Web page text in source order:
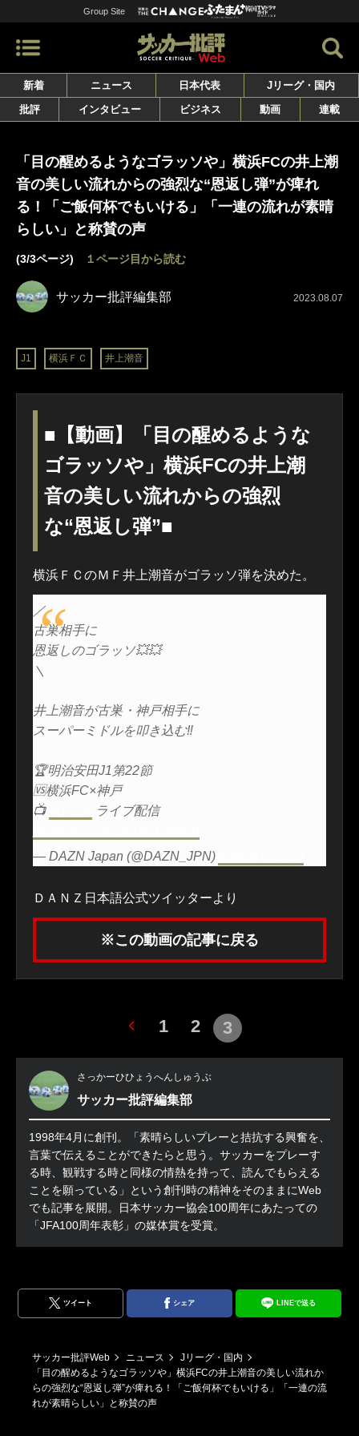
Group Site
新着 ニュース 日本代表
Jリーグ・国内
批評
インタビュー ビジネス 動画 連載
「目の醒めるようなゴラッソや」横浜FCの井上潮
音の美しい流れからの強烈な“恩返し弾”が痺れ
る！「ご飯何杯でもいける」「一連の流れが素晴
らしい」と称賛の声
(3/3ページ) １ページ目から読む
サッカー批評編集部 2023.08.07
J1 横浜ＦＣ 井上潮音
■【動画】「目の醒めるような
ゴラッソや」横浜FCの井上潮
音の美しい流れからの強烈
な“恩返し弾”■
横浜ＦＣのＭＦ井上潮音がゴラッソ弾を決めた。
／
古巣相手に
恩返しのゴラッソ💥💥
＼
井上潮音が古巣・神戸相手に
スーパーミドルを叩き込む‼
🏆明治安田J1第22節
🆚横浜FC×神戸
📺
ライブ配信
— DAZN Japan (@DAZN_JPN)
ＤＡＮＺ日本語公式ツイッターより
※この動画の記事に戻る
1 2 3
さっかーひひょうへんしゅうぶ
サッカー批評編集部
1998年4月に創刊。「素晴らしいプレーと拮抗する興奮を、
言葉で伝えることができたらと思う。サッカーをプレーす
る時、観戦する時と同様の情熱を持って、読んでもらえる
ことを願っている」という創刊時の精神をそのままにWeb
でも記事を展開。日本サッカー協会100周年にあたっての
「JFA100周年表彰」の媒体賞を受賞。
ツイート シェア LINEで送る
サッカー批評Web ニュース
Jリーグ・国内
「目の醒めるようなゴラッソや」横浜FCの井上潮音の美しい流れか
らの強烈な“恩返し弾”が痺れる！「ご飯何杯でもいける」「一連の流
れが素晴らしい」と称賛の声